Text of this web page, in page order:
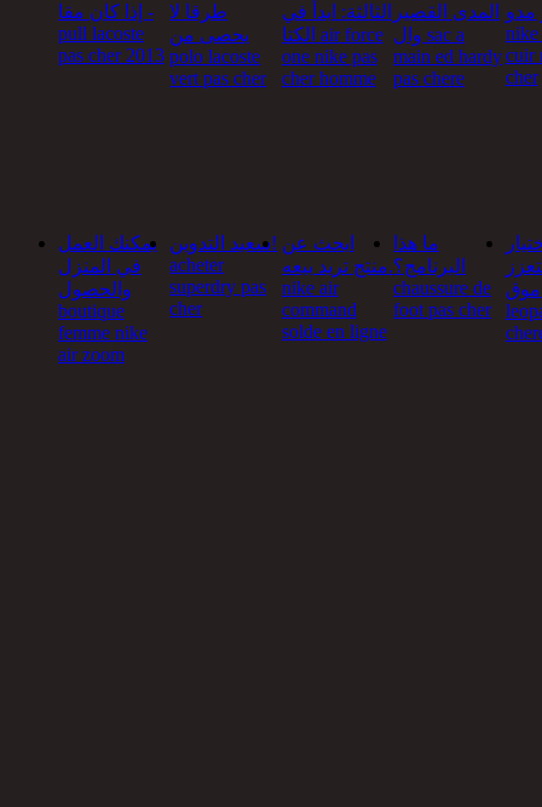
- إذا كان مقا
pull lacoste
pas cher 2013
طرقا لا
يحصى من
polo lacoste
vert pas cher
الثالثة: ابدأ في
الكتا air force
one nike pas
cher homme
المدى القصير
وال sac a
main ed hardy
pas chere
مدو
nike
cuir
cher
يمكنك العمل
في المنزل
والحصول
boutique
femme nike
air zoom
سعيد التدوين!
acheter
superdry pas
cher
ابحث عن
منتج تريد بيعه.
nike air
command
solde en ligne
ما هذا
البرنامج؟
chaussure de
foot pas cher
موق air max